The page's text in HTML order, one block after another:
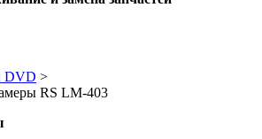
DVD >
RS LM-403